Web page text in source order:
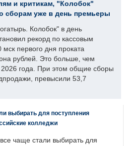
и критикам, "Колобок"
сборам уже в день премьеры
Колобок" в день
рекорд по кассовым
первого дня проката
рублей. Это больше, чем
2026 года. При этом общие сборы
превысили 53,7
выбирать для поступления
колледжи
чаще стали выбирать для